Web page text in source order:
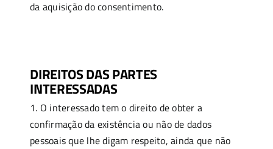
da aquisição do consentimento.
DIREITOS DAS PARTES
INTERESSADAS
1. O interessado tem o direito de obter a
confirmação da existência ou não de dados
pessoais que lhe digam respeito, ainda que não